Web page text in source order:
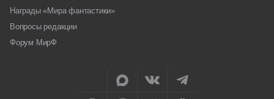
Награды «Мира фантастики»
Вопросы редакции
Форум МирФ